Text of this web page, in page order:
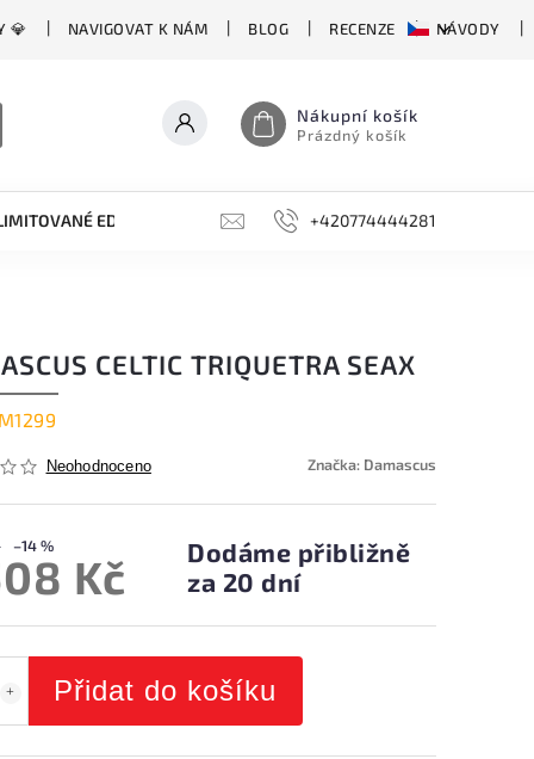
💎 NAVIGOVAT K NÁM BLOG RECENZE NÁVODY
Nákupní košík
Prázdný košík
EDICE BROUSKY, BRUSKY, OCÍLKY
+420774444281
CELTIC TRIQUETRA SEAX
Neohodnoceno Značka: Damascus
–14 %
Kč
Dodáme přibližně
za 20 dní
Přidat do košíku